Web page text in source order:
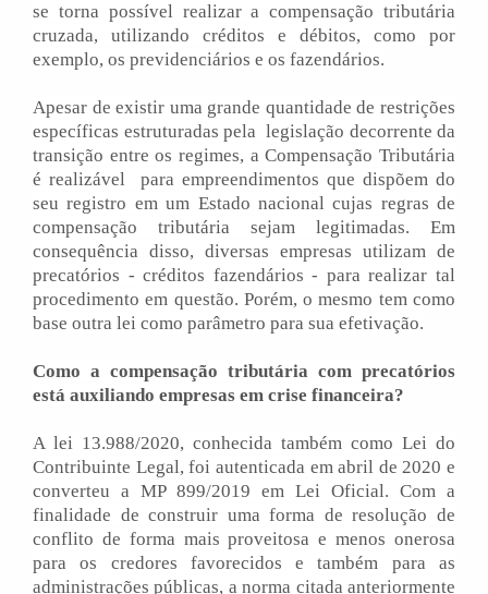
se torna possível realizar a compensação tributária
cruzada, utilizando créditos e débitos, como por
exemplo, os previdenciários e os fazendários.
Apesar de existir uma grande quantidade de restrições
específicas estruturadas pela legislação decorrente da
transição entre os regimes, a Compensação Tributária
é realizável para empreendimentos que dispõem do
seu registro em um Estado nacional cujas regras de
compensação tributária sejam legitimadas. Em
consequência disso, diversas empresas utilizam de
precatórios - créditos fazendários - para realizar tal
procedimento em questão. Porém, o mesmo tem como
base outra lei como parâmetro para sua efetivação.
Como a compensação tributária com precatórios
está auxiliando empresas em crise financeira?
A lei 13.988/2020, conhecida também como Lei do
Contribuinte Legal, foi autenticada em abril de 2020 e
converteu a MP 899/2019 em Lei Oficial. Com a
finalidade de construir uma forma de resolução de
conflito de forma mais proveitosa e menos onerosa
para os credores favorecidos e também para as
administrações públicas, a norma citada anteriormente